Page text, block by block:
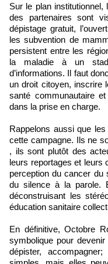
Sur le plan
des partenaires sont
dépistage gratuit,
les subvention de
persistent entre les
la maladie à un
d’informations. Il faut
un droit citoyen, inscrire
santé communautaire
dans la prise en charge.
Rappelons aussi que
cette campagne. Ils ne
, ils sont plutôt des
leurs reportages et leurs
perception du cancer du
du silence à la parole.
déconstruisant les
éducation sanitaire
En définitive, Octobre
symbolique pour
dépister,